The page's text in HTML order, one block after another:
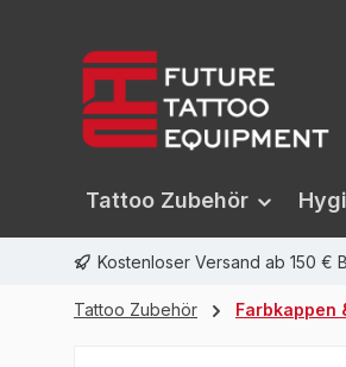
Tattoo Zubehör
Kostenloser Versand ab 150 €
Tattoo Zubehör Farbkappen